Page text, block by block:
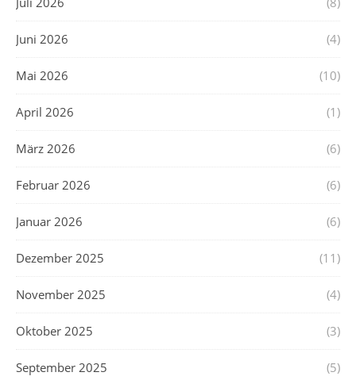
Juni 2026 (4)
Mai 2026 (10)
April 2026 (1)
März 2026 (6)
Februar 2026 (6)
Januar 2026 (6)
Dezember 2025 (11)
November 2025 (4)
Oktober 2025 (3)
September 2025 (5)